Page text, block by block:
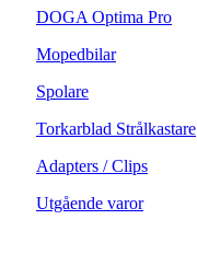
DOGA Optima Pro
Mopedbilar
Spolare
Torkarblad Strålkastare
Adapters / Clips
Utgående varor